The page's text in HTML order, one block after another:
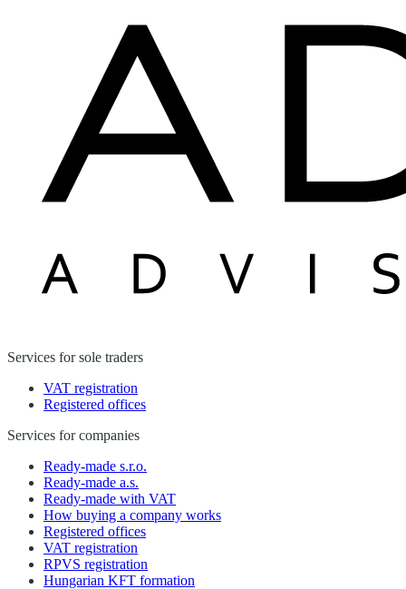
Services for sole traders
VAT registration
Registered offices
Services for companies
Ready-made s.r.o.
Ready-made a.s.
Ready-made with VAT
How buying a company works
Registered offices
VAT registration
RPVS registration
Hungarian KFT formation